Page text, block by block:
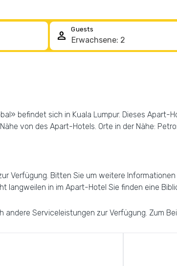
person Guests
befindet sich in Kuala Lumpur. Dieses
von des Apart-Hotels. Orte in der Nähe:
Verfügung. Bitten Sie um weitere
langweilen in im Apart-Hotel Sie finden eine
Serviceleistungen zur Verfügung. Zum